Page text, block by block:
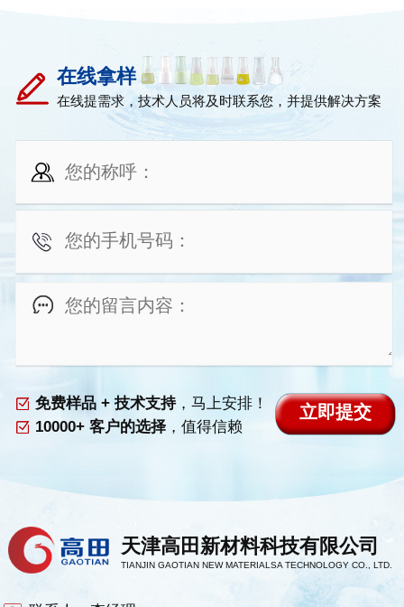
在线拿样
在线提需求，技术人员将及时联系您，并提供解决方案
免费样品 + 技术支持，马上安排！
10000+ 客户的选择，值得信赖
天津高田新材料科技有限公司
TIANJIN GAOTIAN NEW MATERIALSA TECHNOLOGY CO., LTD.